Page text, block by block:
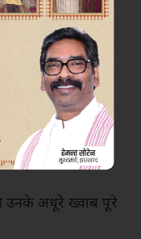
करने उमड़ पड़े।
उनके अधूरे ख्वाब पूरे